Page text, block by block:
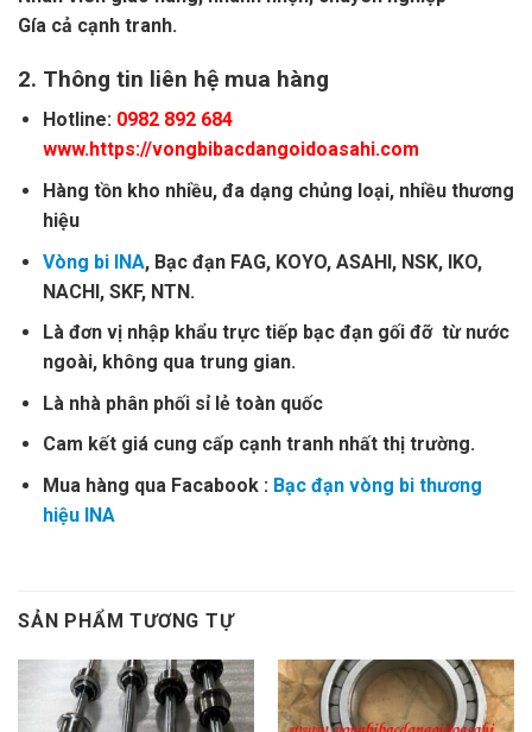
Gía cả cạnh tranh.
2. Thông tin liên hệ mua hàng
Hotline: 0982 892 684
www.https://vongbibacdangoidoasahi.com
Hàng tồn kho nhiều, đa dạng chủng loại, nhiều thương
hiệu
Vòng bi INA, Bạc đạn FAG, KOYO, ASAHI, NSK, IKO,
NACHI, SKF, NTN.
Là đơn vị nhập khẩu trực tiếp bạc đạn gối đỡ từ nước
ngoài, không qua trung gian.
Là nhà phân phối sỉ lẻ toàn quốc
Cam kết giá cung cấp cạnh tranh nhất thị trường.
Mua hàng qua Facabook : Bạc đạn vòng bi thương
hiệu INA
SẢN PHẨM TƯƠNG TỰ